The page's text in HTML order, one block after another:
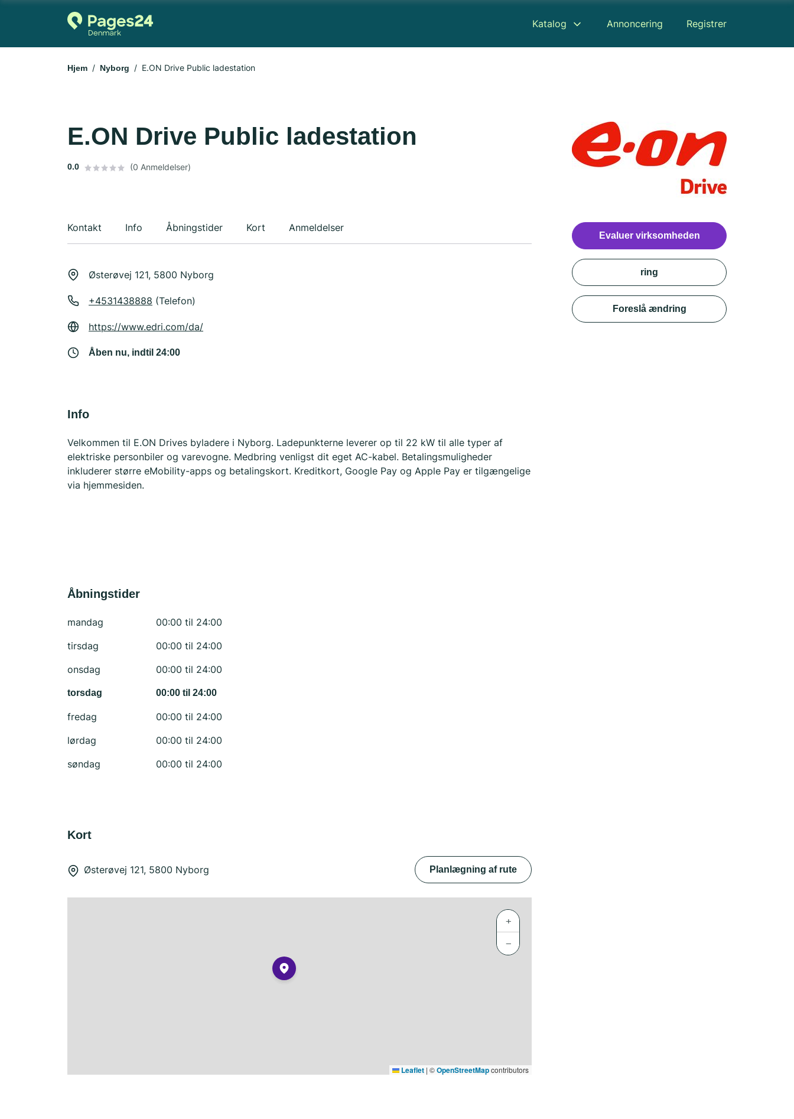
Katalog Annoncering Registrer
Hjem Nyborg E.ON Drive Public ladestation
E.ON Drive Public ladestation
0.0 (0 Anmeldelser)
Kontakt Info Åbningstider Kort Anmeldelser
Østerøvej 121, 5800 Nyborg
+4531438888 (Telefon)
https://www.edri.com/da/
Åben nu, indtil 24:00
Info
Velkommen til E.ON Drives byladere i Nyborg. Ladepunkterne leverer op til 22 kW til alle typer af
elektriske personbiler og varevogne. Medbring venligst dit eget AC-kabel. Betalingsmuligheder
inkluderer større eMobility-apps og betalingskort. Kreditkort, Google Pay og Apple Pay er tilgængelige
via hjemmesiden.
Åbningstider
mandag
00:00 til 24:00
tirsdag
00:00 til 24:00
onsdag
00:00 til 24:00
torsdag 00:00 til 24:00
fredag
00:00 til 24:00
lørdag
00:00 til 24:00
søndag
00:00 til 24:00
Kort
Østerøvej 121, 5800 Nyborg Planlægning af rute
+
−
Leaflet | ©OpenStreetMapcontributors
Evaluer virksomheden
ring
Foreslå ændring